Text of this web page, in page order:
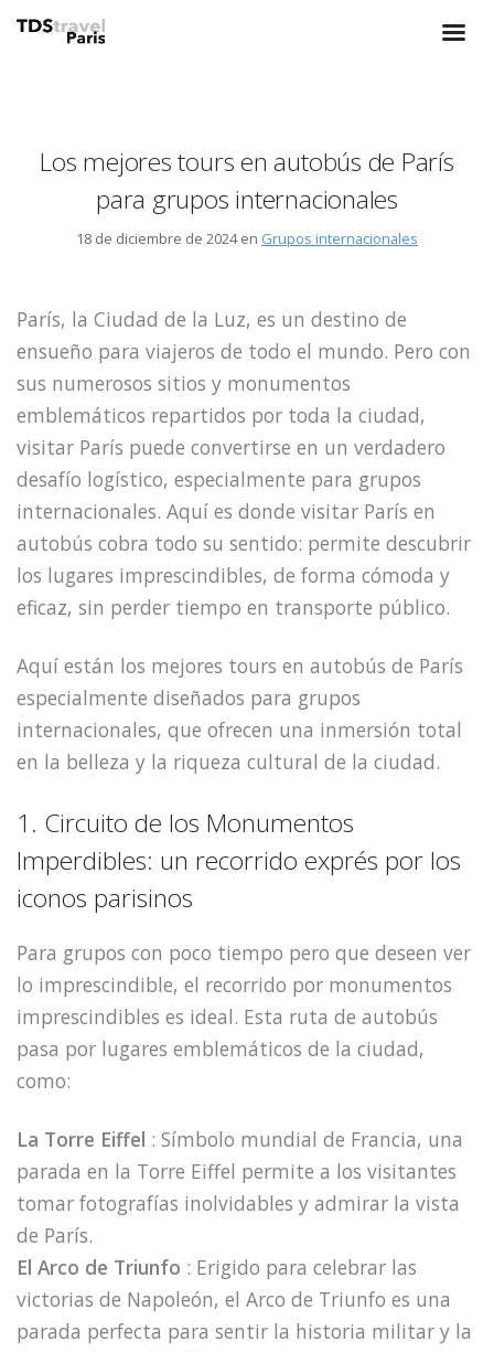
Los mejores tours en autobús de París
para grupos internacionales
18 de diciembre de 2024 en Grupos internacionales
París, la Ciudad de la Luz, es un destino de
ensueño para viajeros de todo el mundo. Pero con
sus numerosos sitios y monumentos
emblemáticos repartidos por toda la ciudad,
visitar París puede convertirse en un verdadero
desafío logístico, especialmente para grupos
internacionales. Aquí es donde visitar París en
autobús cobra todo su sentido: permite descubrir
los lugares imprescindibles, de forma cómoda y
eficaz, sin perder tiempo en transporte público.
Aquí están los mejores tours en autobús de París
especialmente diseñados para grupos
internacionales, que ofrecen una inmersión total
en la belleza y la riqueza cultural de la ciudad.
1. Circuito de los Monumentos
Imperdibles: un recorrido exprés por los
iconos parisinos
Para grupos con poco tiempo pero que deseen ver
lo imprescindible, el recorrido por monumentos
imprescindibles es ideal. Esta ruta de autobús
pasa por lugares emblemáticos de la ciudad,
como:
La Torre Eiffel : Símbolo mundial de Francia, una
parada en la Torre Eiffel permite a los visitantes
tomar fotografías inolvidables y admirar la vista
de París.
El Arco de Triunfo : Erigido para celebrar las
victorias de Napoleón, el Arco de Triunfo es una
parada perfecta para sentir la historia militar y la